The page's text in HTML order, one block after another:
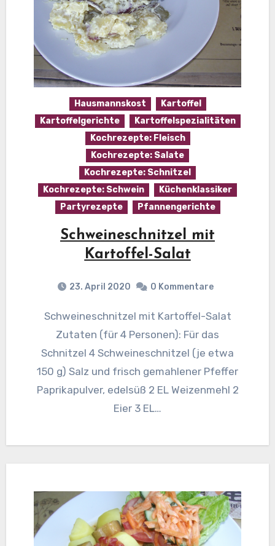
Hausmannskost
Kartoffel
Kartoffelgerichte
Kartoffelspezialitäten
Kochrezepte: Fleisch
Kochrezepte: Salate
Kochrezepte: Schnitzel
Kochrezepte: Schwein
Küchenklassiker
Partyrezepte
Pfannengerichte
Schweineschnitzel mit
Kartoffel-Salat
23. April 2020 0 Kommentare
Schweineschnitzel mit Kartoffel-Salat
Zutaten (für 4 Personen): Für das
Schnitzel 4 Schweineschnitzel (je etwa
150 g) Salz und frisch gemahlener Pfeffer
Paprikapulver, edelsüß 2 EL Weizenmehl 2
Eier 3 EL…